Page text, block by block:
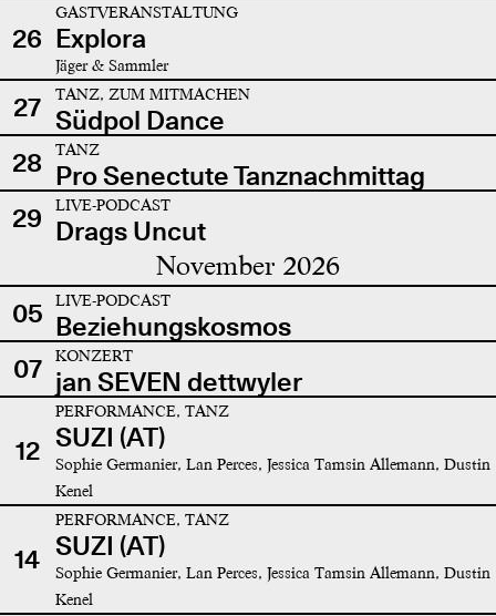
26
GASTVERANSTALTUNG
Explora
Jäger & Sammler
27 TANZ, ZUM MITMACHEN
Südpol Dance
28
TANZ
Pro Senectute Tanznachmittag
29
LIVE-PODCAST
Drags Uncut
November 2026
05 LIVE-PODCAST
Beziehungskosmos
07
KONZERT
jan SEVEN dettwyler
12
PERFORMANCE, TANZ
SUZI (AT)
Sophie Germanier, Lan Perces, Jessica Tamsin Allemann, Dustin
Kenel
14
PERFORMANCE, TANZ
SUZI (AT)
Sophie Germanier, Lan Perces, Jessica Tamsin Allemann, Dustin
Kenel